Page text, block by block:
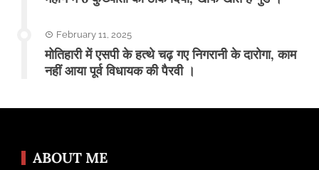
February 11, 2025
मोतिहारी में एसपी के हत्थे चढ़ गए निगरानी के दारोगा, काम
नहीं आया पूर्व विधायक की पैरवी ।
ABOUT ME